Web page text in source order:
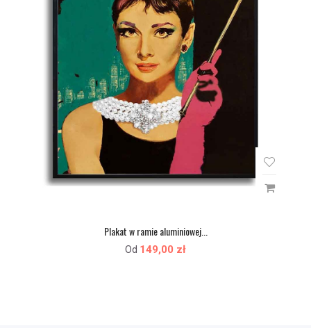
Plakat w ramie aluminiowej...
Od 149,00 zł